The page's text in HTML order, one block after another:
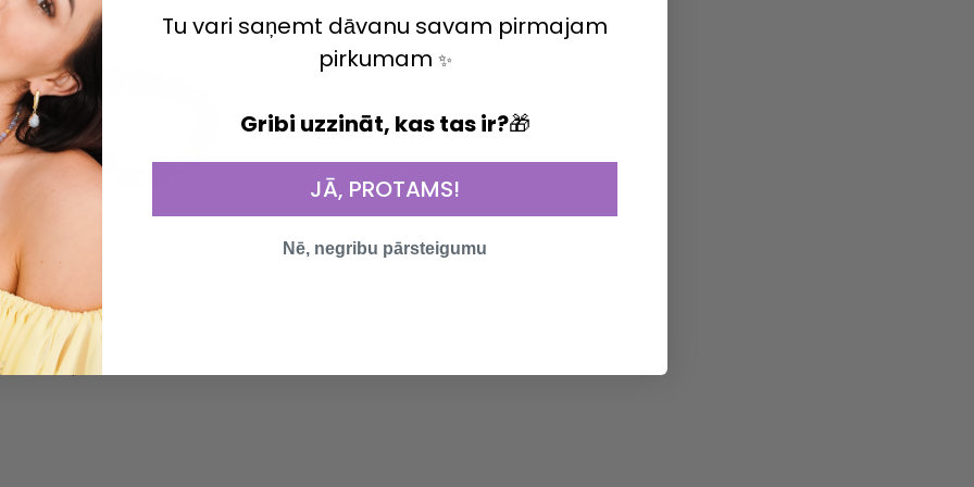
HANDMADE IN LATVIA
ATTIECĪBU
IZAUGSMEI
€48,00
required
Log in to your account to add products to your wishlist and view
your previously saved items.
Login
Tu vari saņemt dāvanu savam pirmajam
pirkumam ✨
Gribi uzzināt, kas tas ir?🎁
JĀ, PROTAMS!
Nē, negribu pārsteigumu